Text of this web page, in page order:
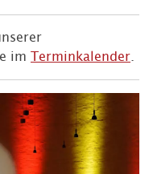
im Terminkalender.